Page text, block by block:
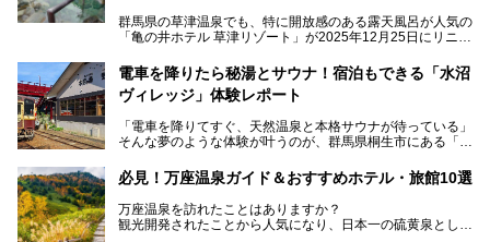
群馬県の草津温泉でも、特に開放感のある露天風呂が人気の
「亀の井ホテル 草津リゾート」が2025年12月25日にリニュ
ロビーや客室が綺麗になって、上州グルメにこだわったビュ
ッフェも人気！アクセスはシャトルバスで楽々、さらに草津
温泉にある姉妹ホテルの「草津温泉 大東舘」「亀の井ホテ
今回はそんな「亀の井ホテル 草津リゾート」を徹底レポー
───
提供元：アイコニア・ホスピタリティ株式会社【PR】
この記事は亀の井ホテル 草津リゾートのPR記事です。
電車を降りたら秘湯とサウナ！宿泊もできる「水沼
ヴィレッジ」体験レポート
「電車を降りてすぐ、天然温泉と本格サウナが待っている」
そんな夢のような体験が叶うのが、群馬県桐生市にある「駅
日帰り温泉の「水沼の湯」と宿泊もできる「サウナの森」、
２つのエリアがあります。
今回は、その中でも特にユニークな駅直結の「水沼の湯」の
魅力に焦点を当て、温泉好き、サウナー、そして電車旅好き
必見！万座温泉ガイド＆おすすめホテル・旅館10選
万座温泉を訪れたことはありますか？
観光開発されたことから人気になり、日本一の硫黄泉として